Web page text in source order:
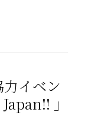
力イベン
」